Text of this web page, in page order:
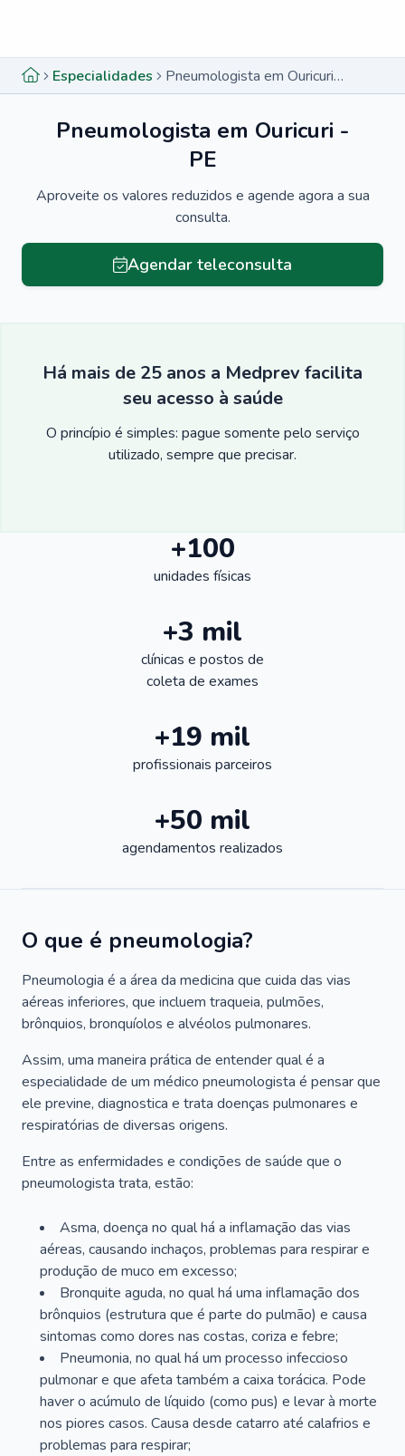
Especialidades Pneumologista em Ouricuri - PE
Pneumologista em Ouricuri -
PE
Aproveite os valores reduzidos e agende agora a sua
consulta.
Agendar teleconsulta
Há mais de 25 anos a Medprev facilita
seu acesso à saúde
O princípio é simples: pague somente pelo serviço
utilizado, sempre que precisar.
+100
unidades físicas
+3 mil
clínicas e postos de
coleta de exames
+19 mil
profissionais parceiros
+50 mil
agendamentos realizados
O que é pneumologia?
Pneumologia é a área da medicina que cuida das vias
aéreas inferiores, que incluem traqueia, pulmões,
brônquios, bronquíolos e alvéolos pulmonares.
Assim, uma maneira prática de entender qual é a
especialidade de um médico pneumologista é pensar que
ele previne, diagnostica e trata doenças pulmonares e
respiratórias de diversas origens.
Entre as enfermidades e condições de saúde que o
pneumologista trata, estão:
Asma, doença no qual há a inflamação das vias
aéreas, causando inchaços, problemas para respirar e
produção de muco em excesso;
Bronquite aguda, no qual há uma inflamação dos
brônquios (estrutura que é parte do pulmão) e causa
sintomas como dores nas costas, coriza e febre;
Pneumonia, no qual há um processo infeccioso
pulmonar e que afeta também a caixa torácica. Pode
haver o acúmulo de líquido (como pus) e levar à morte
nos piores casos. Causa desde catarro até calafrios e
problemas para respirar;